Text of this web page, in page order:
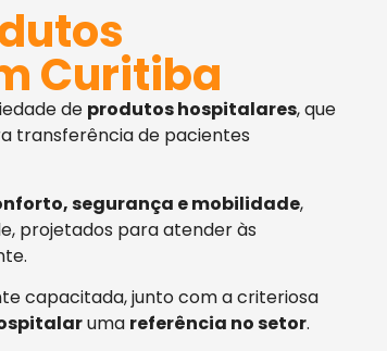
Curitiba
de produtos hospitalares, que
transferência de pacientes
segurança e mobilidade,
projetados para atender às
capacitada, junto com a criteriosa
uma referência no setor.